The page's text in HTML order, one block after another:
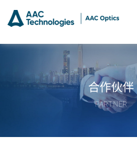
合作伙伴
PARTNER